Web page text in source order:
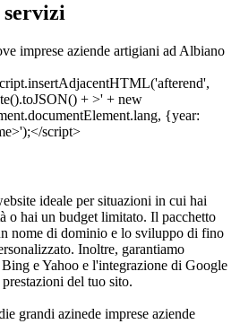
ideale per situazioni in cui hai
o hai un budget limitato. Il pacchetto
nome di dominio e lo sviluppo di fino
Inoltre, garantiamo
e Yahoo e l'integrazione di Google
del tuo sito.